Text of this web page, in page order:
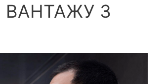
ВАНТАЖУ З